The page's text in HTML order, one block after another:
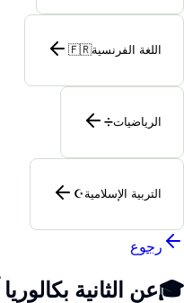
اللغة الفرنسية🇫🇷
الرياضيات➗
التربية الإسلامية☪️
رجوع
🎓عن الثانية